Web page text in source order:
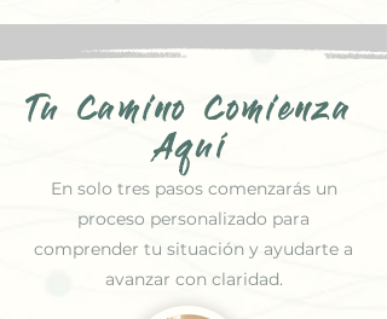
Tu Camino Comienza
Aquí
En solo tres pasos comenzarás un
proceso personalizado para
comprender tu situación y ayudarte a
avanzar con claridad.